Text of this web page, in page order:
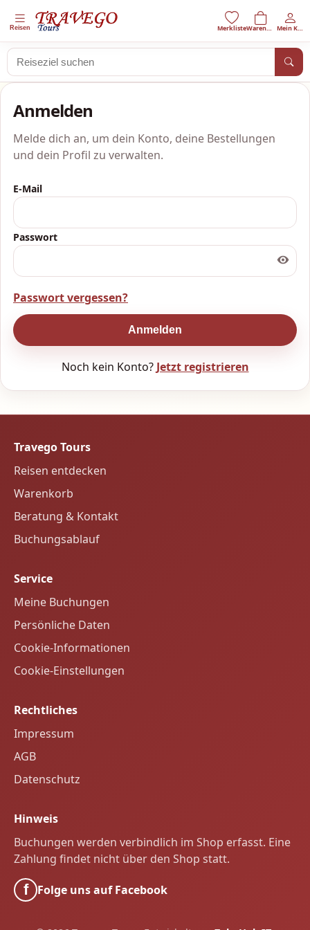
Reisen
Anmelden
Melde dich an, um dein Konto, deine Bestellungen
und dein Profil zu verwalten.
E-Mail
Passwort
Passwort vergessen?
Anmelden
Noch kein Konto? Jetzt registrieren
Travego Tours
Reisen entdecken
Warenkorb
Beratung & Kontakt
Buchungsablauf
Service
Meine Buchungen
Persönliche Daten
Cookie-Informationen
Cookie-Einstellungen
Rechtliches
Impressum
AGB
Datenschutz
Hinweis
Buchungen werden verbindlich im Shop erfasst. Eine
Zahlung findet nicht über den Shop statt.
f Folge uns auf Facebook